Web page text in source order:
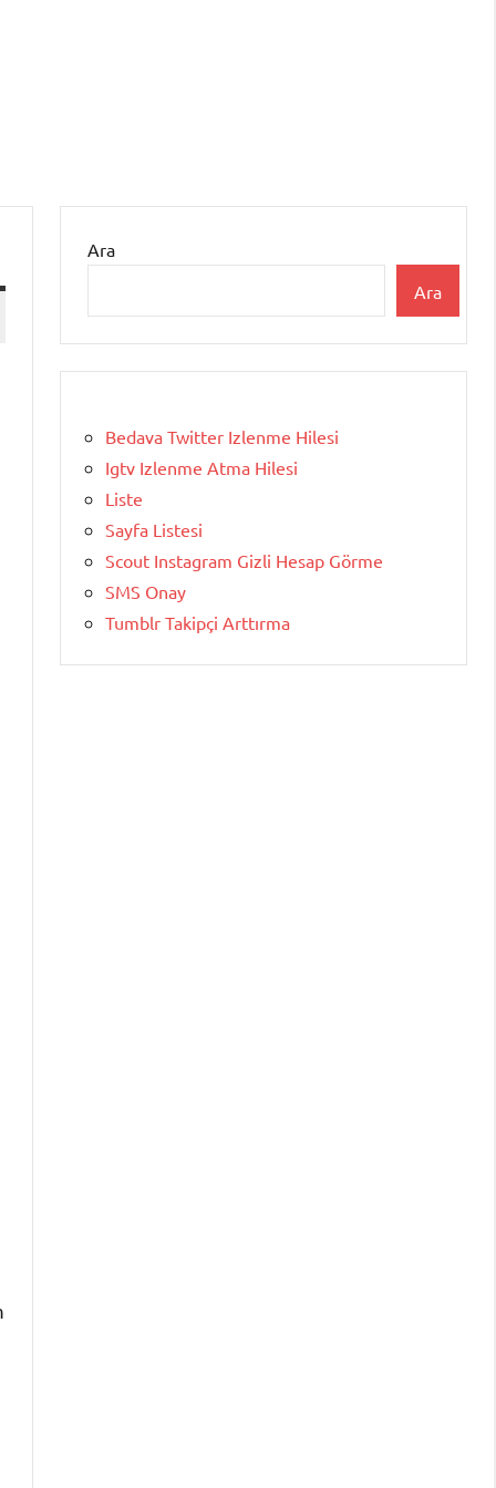
Ara
Ara
Bedava Twitter Izlenme Hilesi
Igtv Izlenme Atma Hilesi
Liste
Sayfa Listesi
Scout Instagram Gizli Hesap Görme
SMS Onay
Tumblr Takipçi Arttırma